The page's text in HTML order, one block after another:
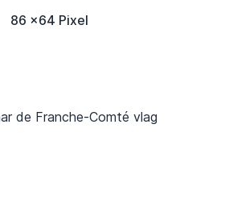
86 x64 Pixel
de Franche-Comté vlag